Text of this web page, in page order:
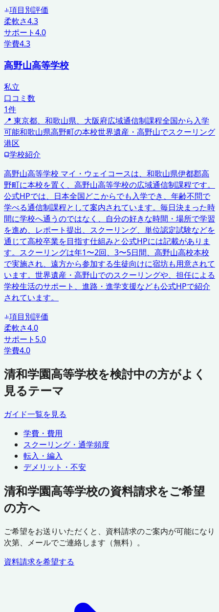
項目別評価
柔軟さ4.3
サポート4.0
学費4.3
高野山高等学校
私立
口コミ数
1件
📍 東京都、和歌山県、大阪府広域通信制課程全国から入学
可能和歌山県高野町の本校世界遺産・高野山でスクーリング
港区
学校紹介
高野山高等学校 マイ・ウェイコースは、和歌山県伊都郡高
野町に本校を置く、高野山高等学校の広域通信制課程です。
公式HPでは、日本全国どこからでも入学でき、年齢不問で
学べる通信制課程として案内されています。毎日決まった時
間に学校へ通うのではなく、自分の好きな時間・場所で学習
を進め、レポート提出、スクーリング、単位認定試験などを
通じて高校卒業を目指す仕組みと公式HPには記載がありま
す。スクーリングは年1〜2回、3〜5日間、高野山高校本校
で実施され、遠方から参加する生徒向けに宿坊も用意されて
います。世界遺産・高野山でのスクーリングや、担任による
学校生活のサポート、進路・進学支援なども公式HPで紹介
されています。
項目別評価
柔軟さ4.0
サポート 5.0
学費4.0
清和学園高等学校を検討中の方がよく
見るテーマ
ガイド一覧を見る
学費・費用
スクーリング・通学頻度
転入・編入
デメリット・不安
清和学園高等学校の資料請求をご希望
の方へ
ご希望をお送りいただくと、資料請求のご案内が可能になり
次第、メールでご連絡します（無料）。
資料請求を希望する